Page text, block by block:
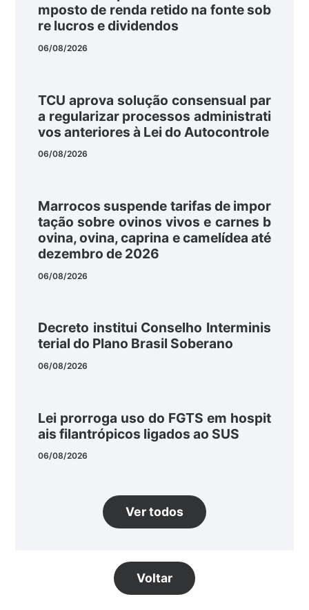
mposto de renda retido na fonte sob
re lucros e dividendos
06/08/2026
TCU aprova solução consensual par
a regularizar processos administrati
vos anteriores à Lei do Autocontrole
06/08/2026
Marrocos suspende tarifas de impor
tação sobre ovinos vivos e carnes b
ovina, ovina, caprina e camelídea até
dezembro de 2026
06/08/2026
Decreto institui Conselho Interminis
terial do Plano Brasil Soberano
06/08/2026
Lei prorroga uso do FGTS em hospit
ais filantrópicos ligados ao SUS
06/08/2026
Ver todos
Voltar